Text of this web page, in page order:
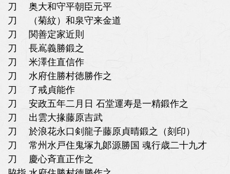
刀 奥大和守平朝臣元平
刀 （菊紋）和泉守来金道
刀 関善定家近則
刀 長嶌義勝鍛之
刀 米澤住直信作
刀 水府住勝村徳勝作之
刀 了戒貞能作
刀 安政五年二月日 石堂運寿是一精鍛作之
刀 出雲大掾藤原吉武
刀 於浪花永口剣龍子藤原貞晴鍛之（刻印）
刀 常州水戸住鬼塚九郞源勝国 魂行歳二十九才
刀 慶心斉直正作之